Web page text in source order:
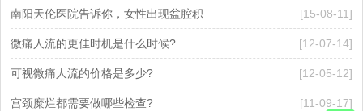
南阳天伦医院告诉你，女性出现盆腔积 [15-08-11]
微痛人流的更佳时机是什么时候? [12-07-14]
可视微痛人流的价格是多少? [12-05-12]
宫颈糜烂都需要做哪些检查? [11-09-17]